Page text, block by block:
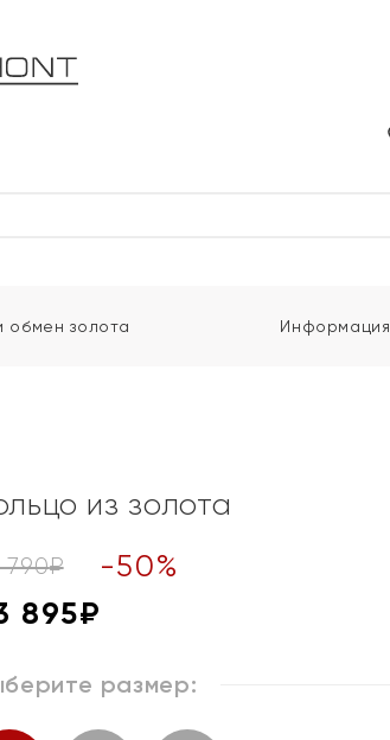
обмен золота Информация
из золота
790₽ -50%
895₽
размер: